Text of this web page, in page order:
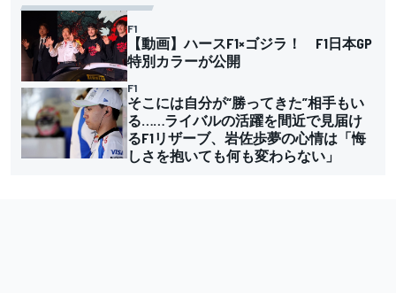
F1
【動画】ハースF1×ゴジラ！ F1日本GP
特別カラーが公開
F1
そこには自分が“勝ってきた”相手もい
る……ライバルの活躍を間近で見届け
るF1リザーブ、岩佐歩夢の心情は「悔
しさを抱いても何も変わらない」